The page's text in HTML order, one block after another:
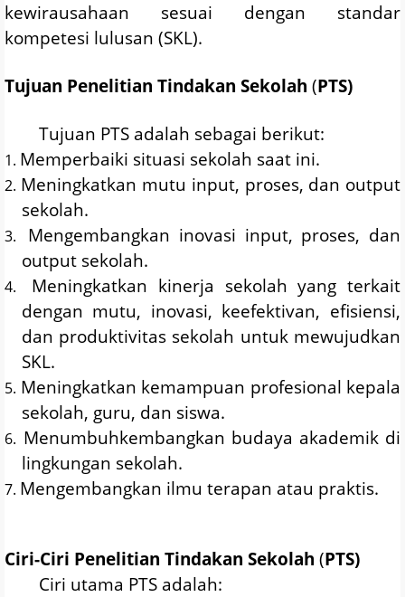
kewirausahaan sesuai dengan standar
kompetesi lulusan (SKL).
Tujuan Penelitian Tindakan Sekolah (PTS)
Tujuan PTS adalah sebagai berikut:
1. Memperbaiki situasi sekolah saat ini.
2. Meningkatkan mutu input, proses, dan output
sekolah.
3.
Mengembangkan inovasi input, proses, dan
output sekolah.
4.
Meningkatkan kinerja sekolah yang terkait
dengan mutu, inovasi, keefektivan, efisiensi,
dan produktivitas sekolah untuk mewujudkan
SKL.
5. Meningkatkan kemampuan profesional kepala
sekolah, guru, dan siswa.
6. Menumbuhkembangkan budaya akademik di
lingkungan sekolah.
7. Mengembangkan ilmu terapan atau praktis.
Ciri-Ciri Penelitian Tindakan Sekolah (PTS)
Ciri utama PTS adalah: